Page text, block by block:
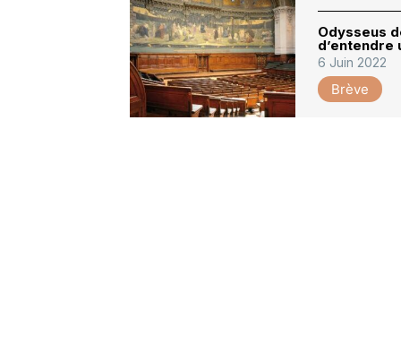
Odysseus
d’entendre
6 Juin 2022
Brève